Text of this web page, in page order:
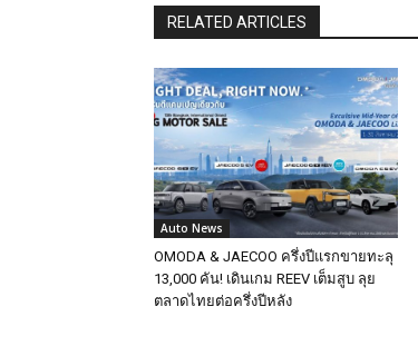
RELATED ARTICLES
Auto News
OMODA & JAECOO ครึ่งปีแรกขายทะลุ
13,000 คัน! เดินเกม REEV เต็มสูบ ลุย
ตลาดไทยต่อครึ่งปีหลัง